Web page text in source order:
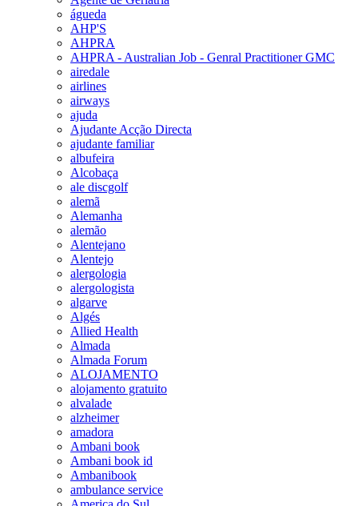
águeda
AHP'S
AHPRA
AHPRA - Australian Job - Genral Practitioner GMC
airedale
airlines
airways
ajuda
Ajudante Acção Directa
ajudante familiar
albufeira
Alcobaça
ale discgolf
alemã
Alemanha
alemão
Alentejano
Alentejo
alergologia
alergologista
algarve
Algés
Allied Health
Almada
Almada Forum
ALOJAMENTO
alojamento gratuito
alvalade
alzheimer
amadora
Ambani book
Ambani book id
Ambanibook
ambulance service